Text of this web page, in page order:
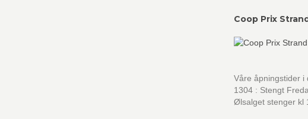
Coop Prix Strand
Våre åpningstider i
1304 : Stengt
Ølsalget stenger kl